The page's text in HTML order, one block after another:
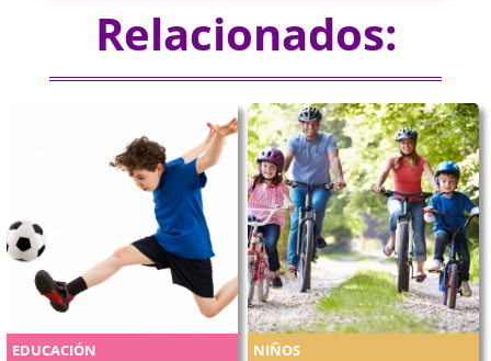
Relacionados:
EDUCACIÓN NIÑOS